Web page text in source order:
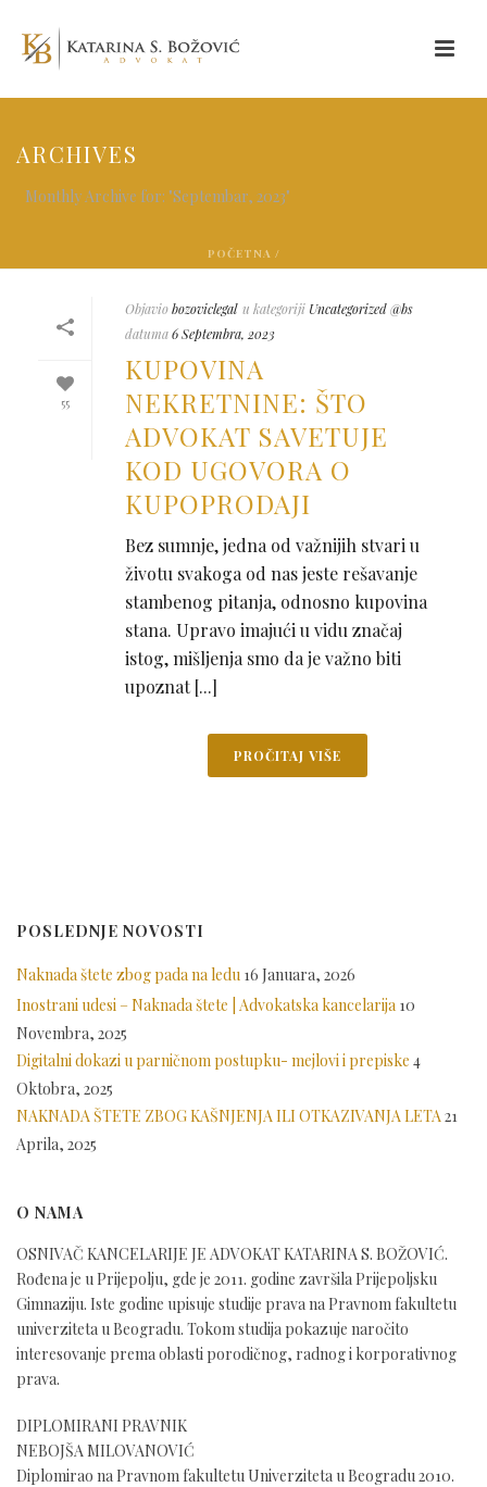
ARCHIVES
Monthly Archive for: "Septembar, 2023"
POČETNA /
55
Objaviobozoviclegal u kategoriji Uncategorized @bs
datuma6 Septembra, 2023
KUPOVINA
NEKRETNINE: ŠTO
ADVOKAT SAVETUJE
KOD UGOVORA O
KUPOPRODAJI
Bez sumnje, jedna od važnijih stvari u
životu svakoga od nas jeste rešavanje
stambenog pitanja, odnosno kupovina
stana. Upravo imajući u vidu značaj
istog, mišljenja smo da je važno biti
upoznat [...]
PROČITAJ VIŠE
POSLEDNJE NOVOSTI
Naknada štete zbog pada na ledu 16 Januara, 2026
Inostrani udesi – Naknada štete | Advokatska kancelarija 10
Novembra, 2025
Digitalni dokazi u parničnom postupku- mejlovi i prepiske 4
Oktobra, 2025
NAKNADA ŠTETE ZBOG KAŠNJENJA ILI OTKAZIVANJA LETA21
Aprila, 2025
O NAMA
OSNIVAČ KANCELARIJE JE ADVOKAT KATARINA S. BOŽOVIĆ.
Rođena je u Prijepolju, gde je 2011. godine završila Prijepoljsku
Gimnaziju. Iste godine upisuje studije prava na Pravnom fakultetu
univerziteta u Beogradu. Tokom studija pokazuje naročito
interesovanje prema oblasti porodičnog, radnog i korporativnog
prava.
DIPLOMIRANI PRAVNIK
NEBOJŠA MILOVANOVIĆ
Diplomirao na Pravnom fakultetu Univerziteta u Beogradu 2010.